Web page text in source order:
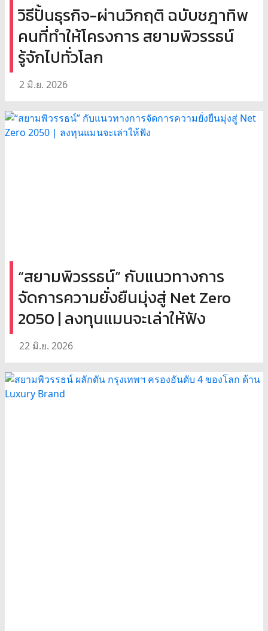
วิธีปั้นธุรกิจ-ผ่านวิกฤติ ฉบับชฎาทิพ
คนที่ทำให้โครงการ สยามพิวรรธน์
รู้จักไปทั่วโลก
2 มิ.ย. 2026
“สยามพิวรรธน์” กับแนวทางการ
จัดการความยั่งยืนมุ่งสู่ Net Zero
2050 | ลงทุนแมนจะเล่าให้ฟัง
22 มิ.ย. 2026